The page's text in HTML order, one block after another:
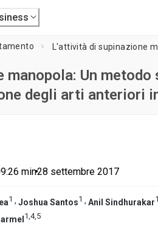
Un
degli arti anteriori
min•28 settembre 2017
1 , Joshua Santos1 , Anil Sindhurakar1
1 4, 5